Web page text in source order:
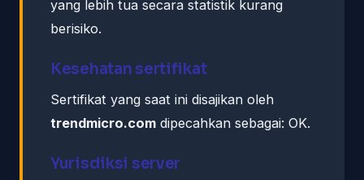
yang lebih tua secara statistik kurang
berisiko.
Kesehatan sertifikat
Sertifikat yang saat ini disajikan oleh
trendmicro.com dipecahkan sebagai: OK.
Yurisdiksi server